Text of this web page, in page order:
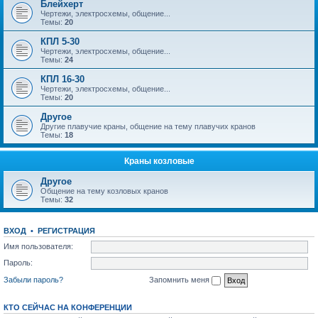
Блейхерт
Чертежи, электросхемы, общение...
Темы: 20
КПЛ 5-30
Чертежи, электросхемы, общение...
Темы: 24
КПЛ 16-30
Чертежи, электросхемы, общение...
Темы: 20
Другое
Другие плавучие краны, общение на тему плавучих кранов
Темы: 18
Краны козловые
Другое
Общение на тему козловых кранов
Темы: 32
ВХОД • РЕГИСТРАЦИЯ
Имя пользователя:
Пароль:
Забыли пароль?
Запомнить меня
КТО СЕЙЧАС НА КОНФЕРЕНЦИИ